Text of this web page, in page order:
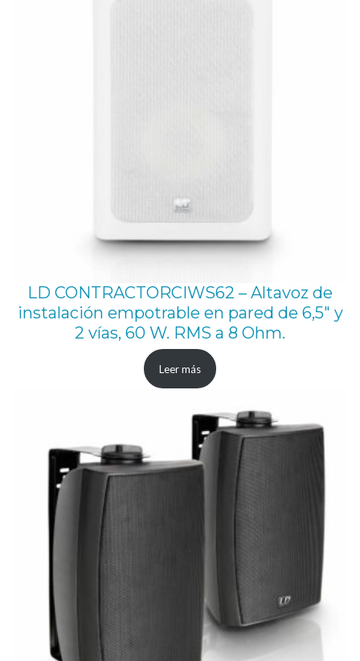
LD CONTRACTORCIWS62 – Altavoz de
instalación empotrable en pared de 6,5″ y
2 vías, 60 W. RMS a 8 Ohm.
Leer más